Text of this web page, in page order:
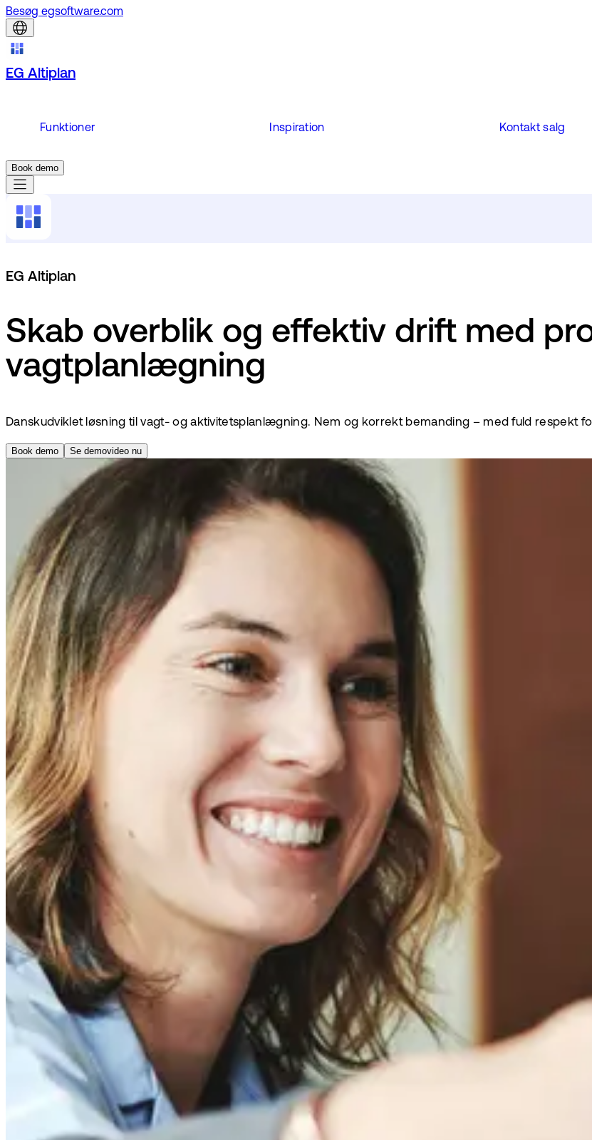
Besøg egsoftware.com
EG Altiplan
Funktioner Inspiration Kontakt salg
Book demo
EG Altiplan
Skab overblik og effektiv drift med
vagtplanlægning
Danskudviklet løsning til vagt- og aktivitetsplanlægning. Nem og korrekt bemanding – med fuld respekt
Book demo Se demovideo nu